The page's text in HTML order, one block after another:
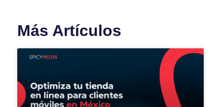
Más Artículos